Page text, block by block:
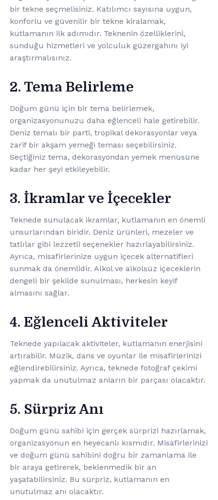
bir tekne seçmelisiniz. Katılımcı sayısına uygun,
konforlu ve güvenilir bir tekne kiralamak,
kutlamanın ilk adımıdır. Teknenin özelliklerini,
sunduğu hizmetleri ve yolculuk güzergahını iyi
araştırmalısınız.
2. Tema Belirleme
Doğum günü için bir tema belirlemek,
organizasyonunuzu daha eğlenceli hale getirebilir.
Deniz temalı bir parti, tropikal dekorasyonlar veya
zarif bir akşam yemeği teması seçebilirsiniz.
Seçtiğiniz tema, dekorasyondan yemek menüsüne
kadar her şeyi etkileyebilir.
3. İkramlar ve İçecekler
Teknede sunulacak ikramlar, kutlamanın en önemli
unsurlarından biridir. Deniz ürünleri, mezeler ve
tatlılar gibi lezzetli seçenekler hazırlayabilirsiniz.
Ayrıca, misafirlerinize uygun içecek alternatifleri
sunmak da önemlidir. Alkol ve alkolsüz içeceklerin
dengeli bir şekilde sunulması, herkesin keyif
almasını sağlar.
4. Eğlenceli Aktiviteler
Teknede yapılacak aktiviteler, kutlamanın enerjisini
artırabilir. Müzik, dans ve oyunlar ile misafirlerinizi
eğlendirebilirsiniz. Ayrıca, teknede fotoğraf çekimi
yapmak da unutulmaz anların bir parçası olacaktır.
5. Sürpriz Anı
Doğum günü sahibi için gerçek sürprizi hazırlamak,
organizasyonun en heyecanlı kısmıdır. Misafirlerinizi
ve doğum günü sahibini doğru bir zamanlama ile
bir araya getirerek, beklenmedik bir an
yaşatabilirsiniz. Bu sürpriz, kutlamanın en
unutulmaz anı olacaktır.